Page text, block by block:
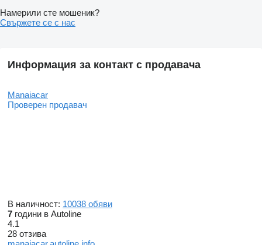
Намерили сте мошеник?
Свържете се с нас
Информация за контакт с продавача
Manaiacar
Проверен продавач
В наличност: 10038 обяви
7 години в Autoline
4.1
28 отзива